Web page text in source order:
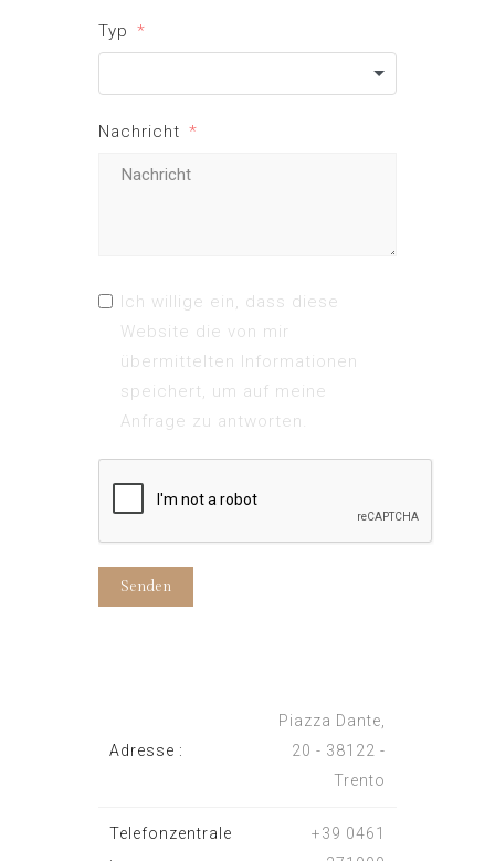
Typ
Nachricht
Ich willige ein, dass diese
Website die von mir
übermittelten Informationen
speichert, um auf meine
Anfrage zu antworten.
Senden
Adresse :
Piazza Dante,
20 - 38122 -
Trento
Telefonzentrale
+39 0461